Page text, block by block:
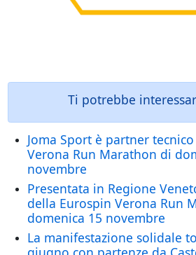
Ti potrebbe
Joma Sport è partner
Verona Run Marathon di
novembre
Presentata in Regione
della Eurospin Verona Run
domenica 15 novembre
La manifestazione solidale